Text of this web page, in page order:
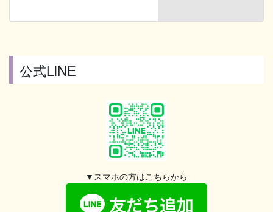
公式LINE
▼スマホの方はこちらから